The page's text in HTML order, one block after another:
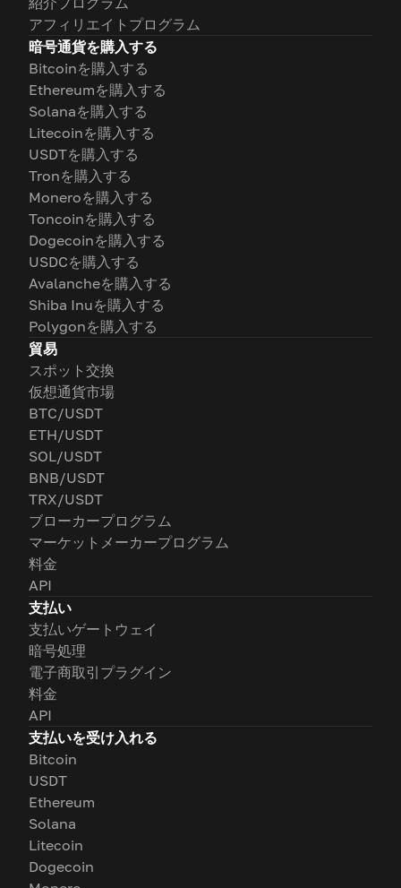
アフィリエイトプログラム
暗号通貨を購入する
Bitcoinを購入する
Ethereumを購入する
Solanaを購入する
Litecoinを購入する
USDTを購入する
Tronを購入する
Moneroを購入する
Toncoinを購入する
Dogecoinを購入する
USDCを購入する
Avalancheを購入する
Shiba Inuを購入する
Polygonを購入する
貿易
スポット交換
仮想通貨市場
BTC/USDT
ETH/USDT
SOL/USDT
BNB/USDT
TRX/USDT
ブローカープログラム
マーケットメーカープログラム
料金
API
支払い
支払いゲートウェイ
暗号処理
電子商取引プラグイン
料金
API
支払いを受け入れる
Bitcoin
USDT
Ethereum
Solana
Litecoin
Dogecoin